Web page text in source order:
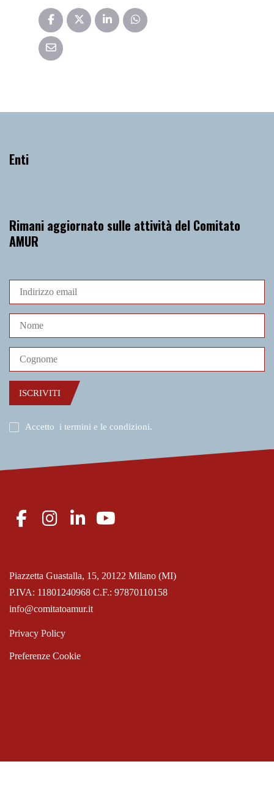
Enti
Rimani aggiornato sulle attività del Comitato
AMUR
ISCRIVITI
Accetto i termini e le condizioni.
P.IVA: 11801240968 C.F.: 97870110158
Piazzetta Guastalla, 15, 20122 Milano (MI)
info@comitatoamur.it
Privacy Policy
Preferenze Cookie